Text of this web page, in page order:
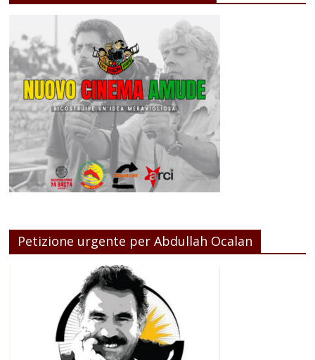
Petizione urgente per Abdullah Ocalan